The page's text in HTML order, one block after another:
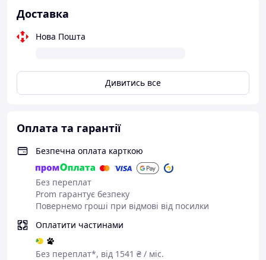
Доставка
Нова Пошта
Дивитись все
Оплата та гарантії
Безпечна оплата карткою
Без переплат
Prom гарантує безпеку
Повернемо гроші при відмові від посилки
Оплатити частинами
Без переплат*, від 1541 ₴ / міс.